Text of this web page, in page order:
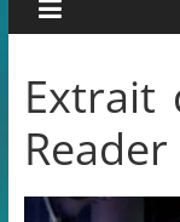
Extrait
Reader